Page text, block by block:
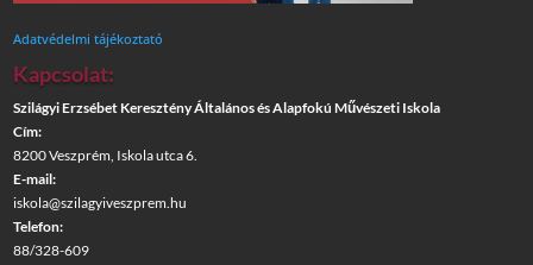
Adatvédelmi tájékoztató
Kapcsolat:
Szilágyi Erzsébet Keresztény Általános és Alapfokú Művészeti Iskola
Cím:
8200 Veszprém, Iskola utca 6.
E-mail:
iskola@szilagyiveszprem.hu
Telefon:
88/328-609